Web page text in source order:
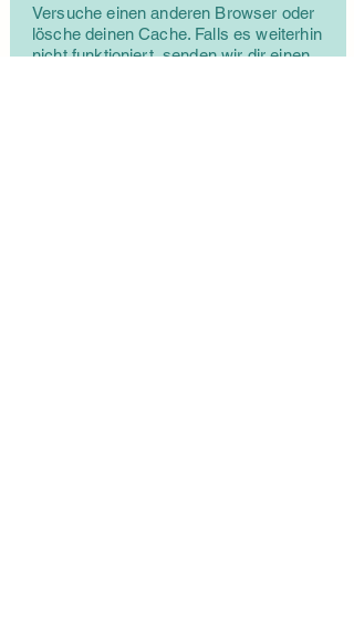
Versuche einen anderen Browser oder
lösche deinen Cache. Falls es weiterhin
nicht funktioniert, senden wir dir einen